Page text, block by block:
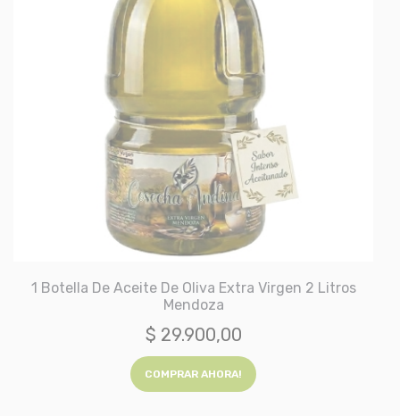
Aceite De Oliva Extra Virgen 2 Litros
29.900,00
COMPRAR AHORA!
Aceite